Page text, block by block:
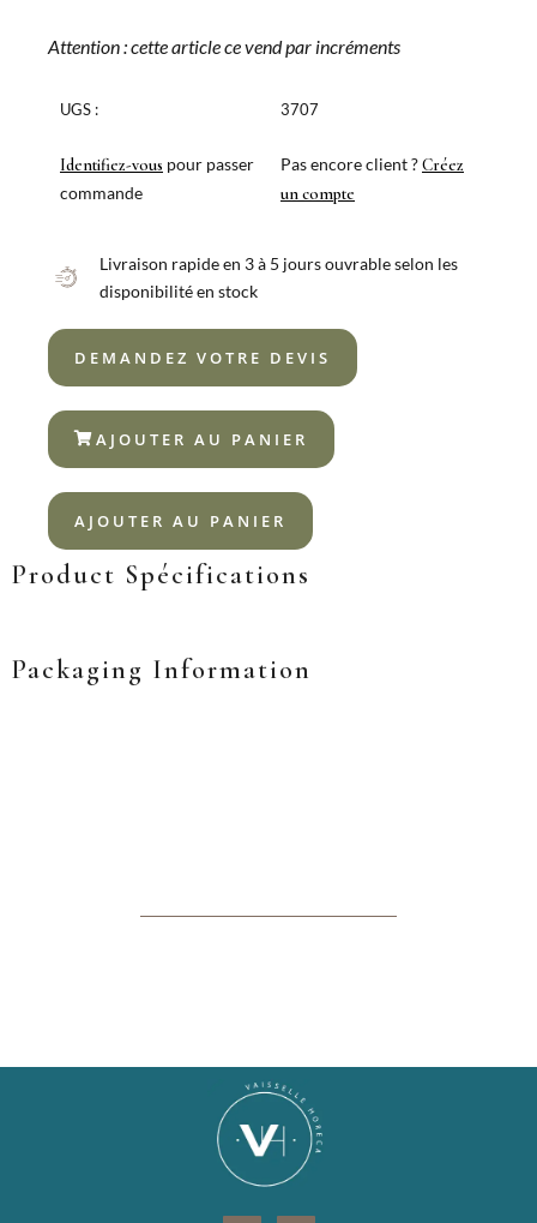
À
CHEF
Attention : cette article ce vend par incréments
UGS :
Identifiez-vous pour passer
commande
3707
Pas encore client ?Créez
un compte
Livraison rapide en 3 à 5 jours ouvrable selon les
disponibilité en stock
DEMANDEZ VOTRE DEVIS
AJOUTER AU PANIER
AJOUTER AU PANIER
Product Spécifications
Packaging Information